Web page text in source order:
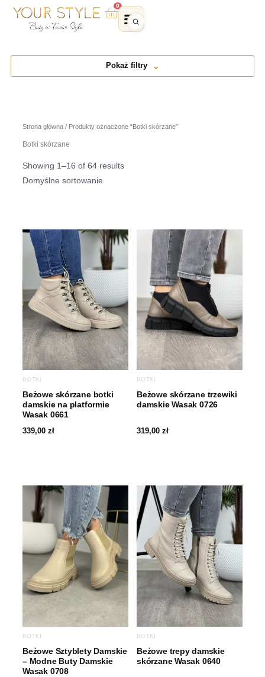
0
Wózek
Pokaż filtry
Strona główna / Produkty oznaczone “Botki skórzane”
Botki skórzane
Showing 1–16 of 64 results
BOTKI
Beżowe skórzane botki
damskie na platformie
Wasak 0661
339,00 zł
BOTKI
Beżowe skórzane trzewiki
damskie Wasak 0726
319,00 zł
BOTKI
Beżowe Sztyblety Damskie
– Modne Buty Damskie
Wasak 0708
BOTKI
Beżowe trepy damskie
skórzane Wasak 0640